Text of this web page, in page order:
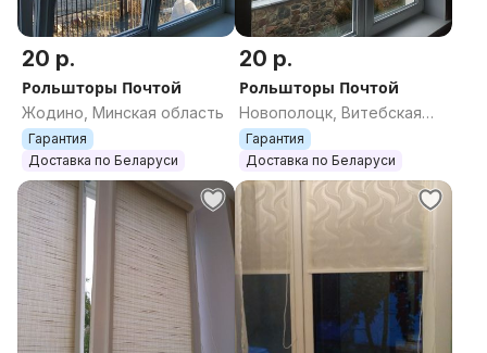
20 р.
Рольшторы Почтой
Жодино, Минская область
Гарантия
Доставка по Беларуси
20 р.
Рольшторы Почтой
Новополоцк, Витебская
область
Гарантия
Доставка по Беларуси